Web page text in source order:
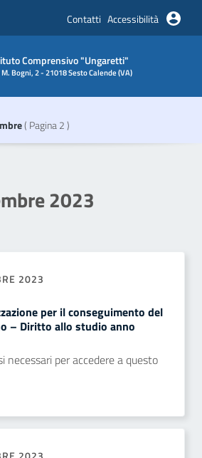
Contatti Accessibilità
Comprensivo "Ungaretti"
Bogni, 2 - 21018 Sesto Calende (VA)
( Pagina 2 )
2023
2023
per il conseguimento del
– Diritto allo studio anno
necessari per accedere a questo